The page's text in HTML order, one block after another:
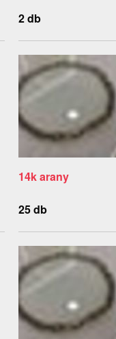
2 db
14k arany
25 db